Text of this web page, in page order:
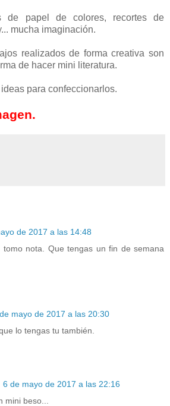
de papel de colores, recortes de
mucha imaginación.
realizados de forma creativa son
de hacer mini literatura.
para confeccionarlos.
de 2017 a las 14:48
tomo nota. Que tengas un fin de semana
mayo de 2017 a las 20:30
lo tengas tu también.
6 de mayo de 2017 a las 22:16
mini beso...